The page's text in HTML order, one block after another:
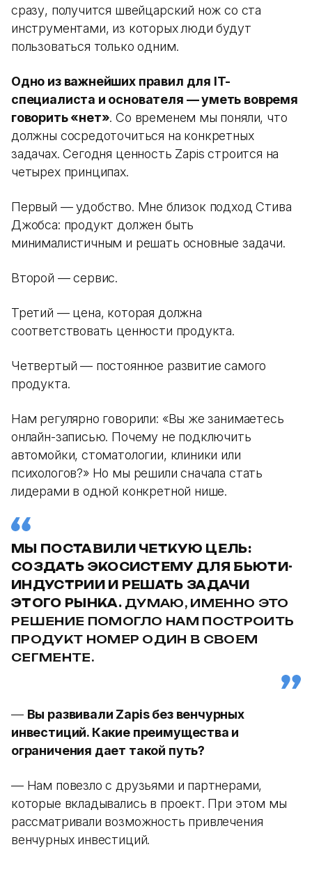
сразу, получится швейцарский нож со ста
инструментами, из которых люди будут
пользоваться только одним.
Одно из важнейших правил для IT-
специалиста и основателя — уметь вовремя
говорить «нет». Со временем мы поняли, что
должны сосредоточиться на конкретных
задачах. Сегодня ценность Zapis строится на
четырех принципах.
Первый — удобство. Мне близок подход Стива
Джобса: продукт должен быть
минималистичным и решать основные задачи.
Второй — сервис.
Третий — цена, которая должна
соответствовать ценности продукта.
Четвертый — постоянное развитие самого
продукта.
Нам регулярно говорили: «Вы же занимаетесь
онлайн-записью. Почему не подключить
автомойки, стоматологии, клиники или
психологов?» Но мы решили сначала стать
лидерами в одной конкретной нише.
МЫ ПОСТАВИЛИ ЧЕТКУЮ ЦЕЛЬ:
СОЗДАТЬ ЭКОСИСТЕМУ ДЛЯ БЬЮТИ-
ИНДУСТРИИ И РЕШАТЬ ЗАДАЧИ
ЭТОГО РЫНКА. ДУМАЮ, ИМЕННО ЭТО
РЕШЕНИЕ ПОМОГЛО НАМ ПОСТРОИТЬ
ПРОДУКТ НОМЕР ОДИН В СВОЕМ
СЕГМЕНТЕ.
— Вы развивали Zapis без венчурных
инвестиций. Какие преимущества и
ограничения дает такой путь?
— Нам повезло с друзьями и партнерами,
которые вкладывались в проект. При этом мы
рассматривали возможность привлечения
венчурных инвестиций.